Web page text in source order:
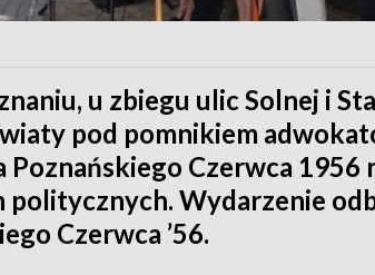
u zbiegu ulic Solnej i
pod pomnikiem
Poznańskiego Czerwca
politycznych. Wydarzenie
Czerwca ’56.